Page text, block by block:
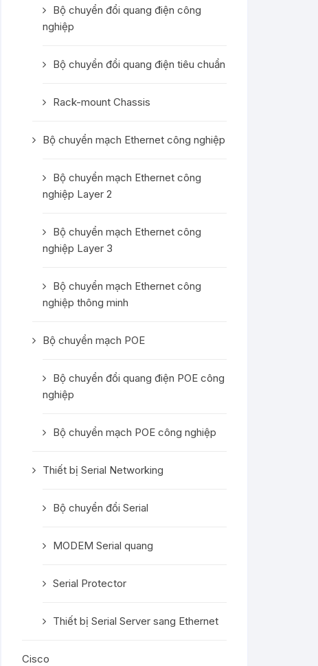
Bộ chuyển đổi quang điện công
nghiệp
Bộ chuyển đổi quang điện tiêu chuẩn
Rack-mount Chassis
Bộ chuyển mạch Ethernet công nghiệp
Bộ chuyển mạch Ethernet công
nghiệp Layer 2
Bộ chuyển mạch Ethernet công
nghiệp Layer 3
Bộ chuyển mạch Ethernet công
nghiệp thông minh
Bộ chuyển mạch POE
Bộ chuyển đổi quang điện POE công
nghiệp
Bộ chuyển mạch POE công nghiệp
Thiết bị Serial Networking
Bộ chuyển đổi Serial
MODEM Serial quang
Serial Protector
Thiết bị Serial Server sang Ethernet
Cisco